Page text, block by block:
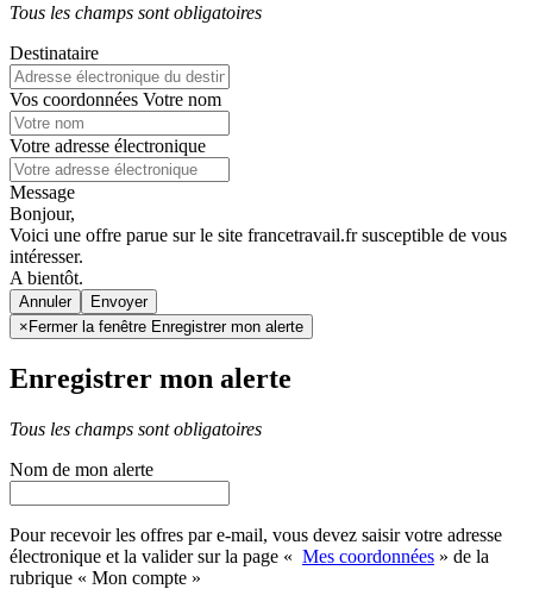
Tous les champs sont obligatoires
Destinataire
Vos coordonnées Votre nom
Votre adresse électronique
Message
Bonjour,
Voici une offre parue sur le site francetravail.fr susceptible de vous
intéresser.
A bientôt.
Annuler
× Fermer la fenêtre Enregistrer mon alerte
Enregistrer mon alerte
Tous les champs sont obligatoires
Nom de mon alerte
Pour recevoir les offres par e-mail, vous devez saisir votre adresse
électronique et la valider sur la page « Mes coordonnées » de la
rubrique « Mon compte »